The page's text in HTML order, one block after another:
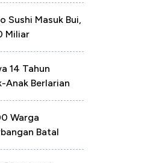
Sushi Masuk Bui,
Miliar
14 Tahun
Anak Berlarian
Warga
Batal